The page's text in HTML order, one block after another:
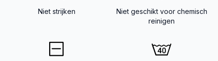
Niet strijken
Niet geschikt voor chemisch
reinigen